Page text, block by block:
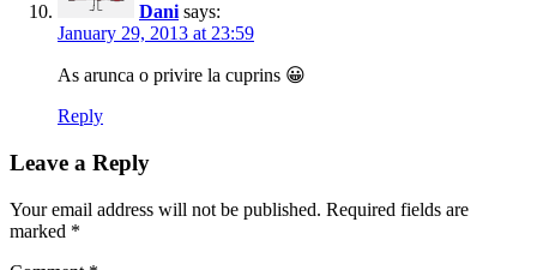
Dani says:
January 29, 2013 at 23:59
As arunca o privire la cuprins 😀
Reply
Leave a Reply
Your email address will not be published. Required fields are
marked *